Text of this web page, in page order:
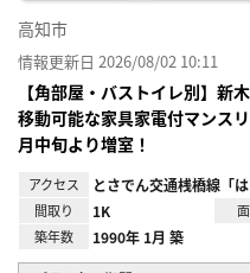
高知市
情報更新日 2026/08/02 10:11
【角部屋・バストイレ別】
移動可能な家具家電付マンス
月中旬より増室！
アクセス とさでん交通桟橋線「は
間取り 1K
築年数 1990年 1月 築